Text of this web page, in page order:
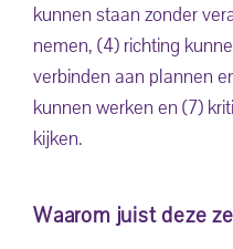
kunnen staan zonder
nemen, (4) richting
verbinden aan plannen
kunnen werken en (7)
kijken.
Waarom juist deze